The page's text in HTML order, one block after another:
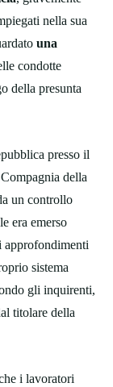
nella sua
una
condotte
della presunta
presso il
della
un controllo
era emerso
approfondimenti
sistema
gli inquirenti,
titolare della
i lavoratori